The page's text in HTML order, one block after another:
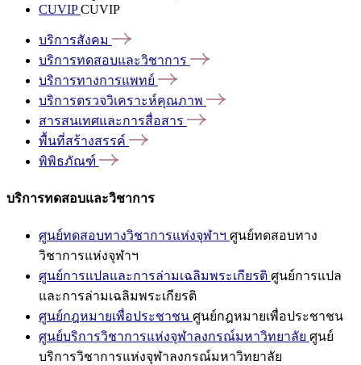
CUVIPCUVIP
บริการสังคม
บริการทดสอบและวิชาการ
บริการทางการแพทย์
บริการตรวจวิเคราะห์คุณภาพ
สารสนเทศและการสื่อสาร
พื้นที่สร้างสรรค์
พิพิธภัณฑ์
บริการทดสอบและวิชาการ
ศูนย์ทดสอบทางวิชาการแห่งจุฬาฯ ศูนย์ทดสอบทาง
วิชาการแห่งจุฬาฯ
ศูนย์การแปลและการล่ามเฉลิมพระเกียรติ ศูนย์การแปล
และการล่ามเฉลิมพระเกียรติ
ศูนย์กฎหมายเพื่อประชาชน ศูนย์กฎหมายเพื่อประชาชน
ศูนย์บริการวิชาการแห่งจุฬาลงกรณ์มหาวิทยาลัย ศูนย์
บริการวิชาการแห่งจุฬาลงกรณ์มหาวิทยาลัย